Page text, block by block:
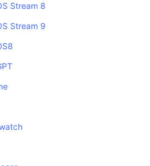
Stream 8
Stream 9